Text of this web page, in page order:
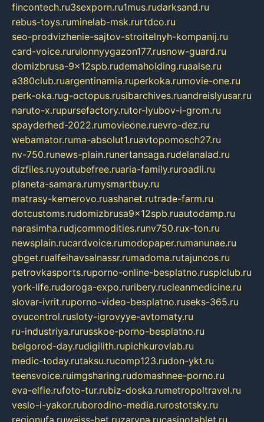
fincontech.ru3sexporn.ru1mus.rudarksand.ru
rebus-toys.ruminelab-msk.rurtdco.ru
seo-prodvizhenie-sajtov-stroitelnyh-kompanij.ru
card-voice.rurulonnyygazon177.rusnow-guard.ru
domizbrusa-9x12spb.rudemaholding.ruaalse.ru
a380club.ruargentinamia.ruperkoka.rumovie-one.ru
perk-oka.rug-octopus.rusibarchives.ruandreislyusar.ru
naruto-x.rupursefactory.rutor-lyubov-i-grom.ru
spayderhed-2022.rumovieone.ruevro-dez.ru
webamator.ruma-absolut1.ruavtopomosch27.ru
nv-750.runews-plain.runertansaga.rudelanalad.ru
dizfiles.ruyoutubefree.ruaria-family.ruroadli.ru
planeta-samara.rumysmartbuy.ru
matrasy-kemerovo.ruashanet.rutrade-farm.ru
dotcustoms.rudomizbrusa9x12spb.ruautodamp.ru
narasimha.rudjcommodities.runv750.rux-ton.ru
newsplain.rucardvoice.rumodopaper.rumanunae.ru
gbget.rualfeihavsalnassr.rumadoma.rutajuncos.ru
petrovkasports.ruporno-online-besplatno.rusplclub.ru
york-life.rudoroga-expo.ruribery.rucleanmedicine.ru
slovar-ivrit.ruporno-video-besplatno.ruseks-365.ru
ovucontrol.rusloty-igrovyye-avtomaty.ru
ru-industriya.rurusskoe-porno-besplatno.ru
belgorod-day.rudigilith.rupichkurovlab.ru
medic-today.rutaksu.rucomp123.rudon-ykt.ru
teensvoice.ruimgsharing.rudomashnee-porno.ru
eva-elfie.rufoto-tur.rubiz-doska.rumetropoltravel.ru
veslo-i-yakor.ruborodino-media.rurostotsky.ru
regionufa.ruweiss-bet.ruzaryna.rucasinotablet.ru